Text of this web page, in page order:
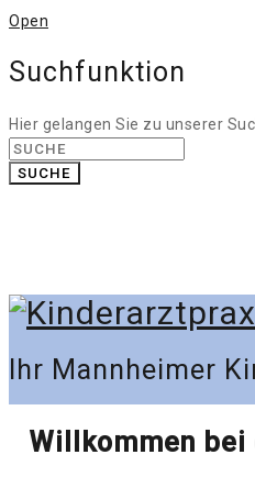
Open
Suchfunktion
Hier gelangen Sie zu unserer
SUCHE
Ihr Mannheimer
Willkommen